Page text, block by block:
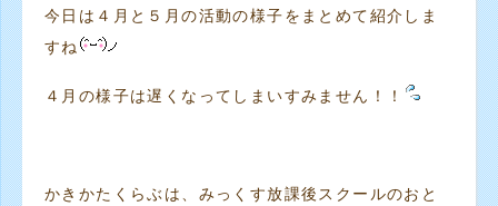
今日は４月と５月の活動の様子をまとめて紹介しま
すね
４月の様子は遅くなってしまいすみません！！
かきかたくらぶは、みっくす放課後スクールのおと